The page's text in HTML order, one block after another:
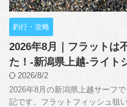
釣行・攻略
2026年8月｜フラットは
た！-新潟県上越-ライト
2026/8/2
2026年8月の新潟県上越サーフ
記です。フラットフィッシュ狙